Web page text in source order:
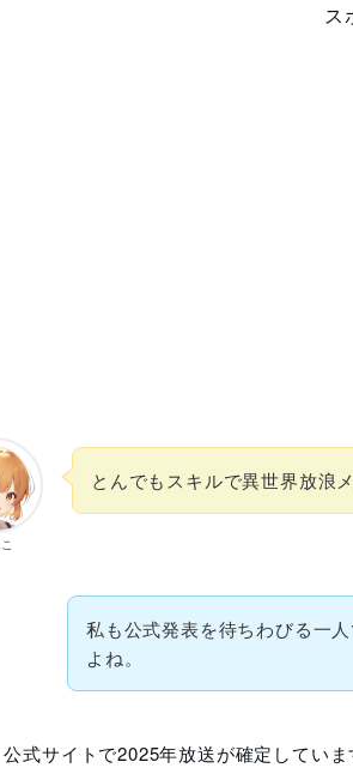
ス
とんでもスキルで異世界放浪
私も公式発表を待ちわびる一
よね。
式サイトで2025年放送が確定してい